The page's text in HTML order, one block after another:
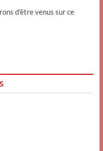
d’être venus sur ce